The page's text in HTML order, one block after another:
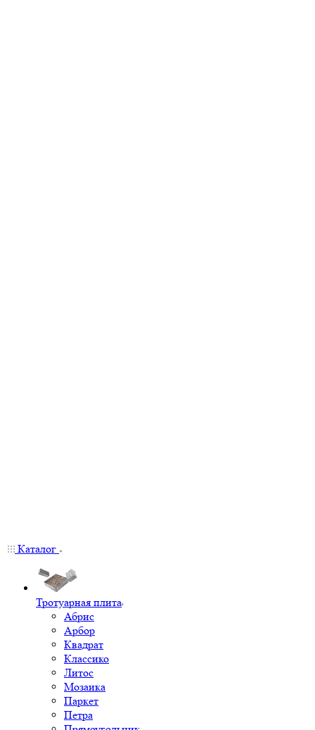
Каталог
Тротуарная плита
Абрис
Арбор
Квадрат
Классико
Литос
Мозаика
Паркет
Петра